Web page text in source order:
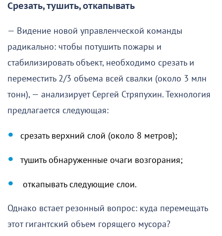
Срезать, тушить, откапывать
— Видение новой управленческой команды
радикально: чтобы потушить пожары и
стабилизировать объект, необходимо срезать и
переместить 2/3 объема всей свалки (около 3 млн
тонн), — анализирует Сергей Стряпухин. Технология
предлагается следующая:
срезать верхний слой (около 8 метров);
тушить обнаруженные очаги возгорания;
откапывать следующие слои.
Однако встает резонный вопрос: куда перемещать
этот гигантский объем горящего мусора?